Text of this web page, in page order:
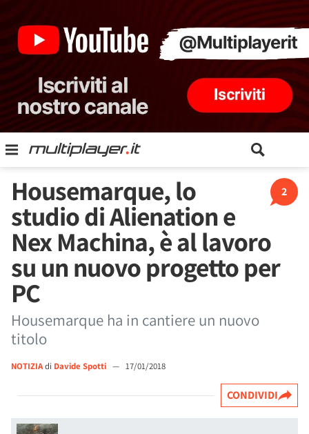
2
Housemarque, lo
studio di Alienation e
Nex Machina, è al lavoro
su un nuovo progetto per
PC
Housemarque ha in cantiere un nuovo
titolo
NOTIZIAdi Davide Spotti — 17/01/2018
CONDIVIDI